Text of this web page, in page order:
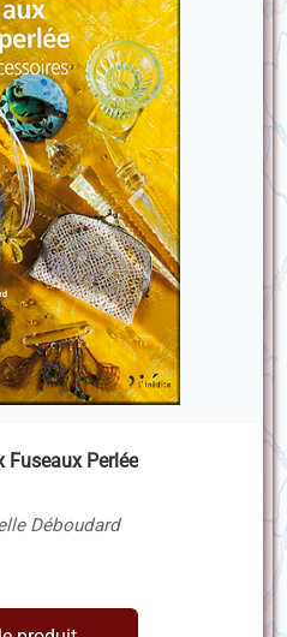
Fuseaux Perlée
Déboudard